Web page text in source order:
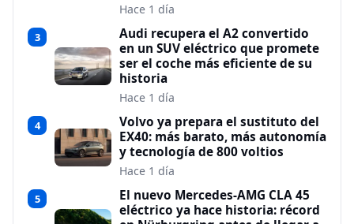
Hace 1 día
3
Audi recupera el A2 convertido
en un SUV eléctrico que promete
ser el coche más eficiente de su
historia
Hace 1 día
4
Volvo ya prepara el sustituto del
EX40: más barato, más autonomía
y tecnología de 800 voltios
Hace 1 día
5
El nuevo Mercedes-AMG CLA 45
eléctrico ya hace historia: récord